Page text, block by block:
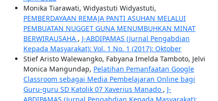
Monika Tiarawati, Widyastuti Widyastuti,
PEMBERDAYAAN REMAJA PANTI ASUHAN MELALUI
PEMBUATAN NUGGET GUNA MENUMBUHKAN MINAT
BERWIRAUSAHA , J-ABDIPAMAS (Jurnal Pengabdian
Kepada Masyarakat): Vol. 1 No. 1 (2017): Oktober
Stief Aristo Walewangko, Fabyana Imelda Tamboto, Jelvi
Monica Mangundap, Pelatihan Pemanfaatan Google
Classroom sebagai Media Pembelajaran Online bagi
Guru-guru SD Katolik 07 Xaverius Manado , J-